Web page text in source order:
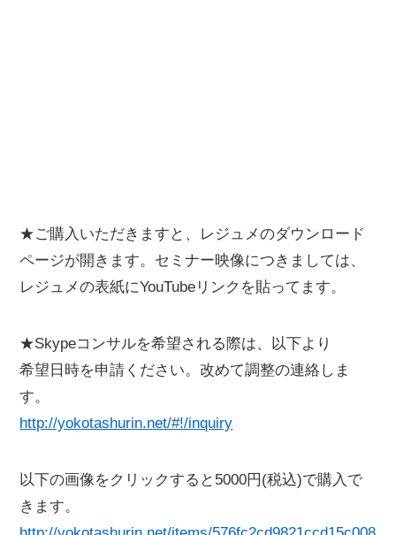
★ご購入いただきますと、レジュメのダウンロード
ページが開きます。セミナー映像につきましては、
レジュメの表紙にYouTubeリンクを貼ってます。
★Skypeコンサルを希望される際は、以下より
希望日時を申請ください。改めて調整の連絡しま
す。
http://yokotashurin.net/#!/inquiry
以下の画像をクリックすると5000円(税込)で購入で
きます。